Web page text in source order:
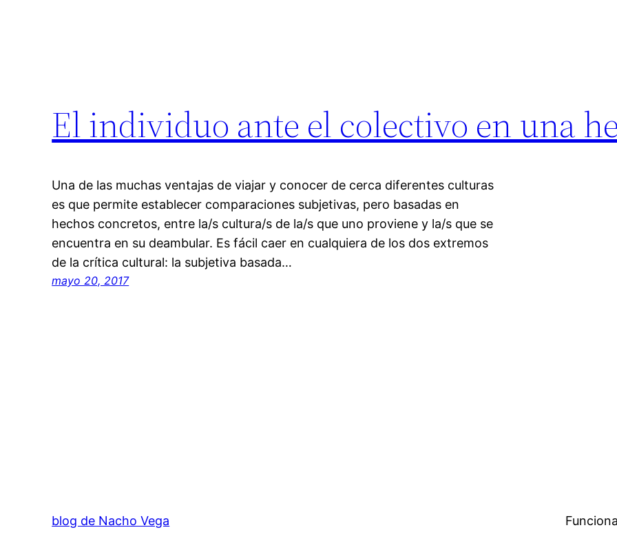
El individuo ante el colectivo en una
Una de las muchas ventajas de viajar y conocer de cerca diferentes culturas
es que permite establecer comparaciones subjetivas, pero basadas en
hechos concretos, entre la/s cultura/s de la/s que uno proviene y la/s que se
encuentra en su deambular. Es fácil caer en cualquiera de los dos extremos
de la crítica cultural: la subjetiva basada…
mayo 20, 2017
blog de Nacho Vega